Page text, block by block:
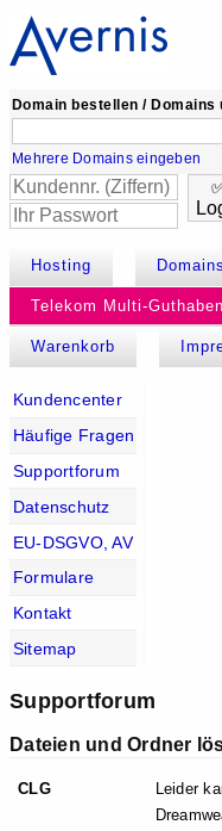
Domain bestellen /
Mehrere Domains eingeben
Hosting Domains
Telekom Multi-Guthaben
Warenkorb
Kundencenter
Häufige Fragen
Supportforum
Datenschutz
EU-DSGVO, AV
Formulare
Kontakt
Sitemap
Supportforum
Dateien und Ordner
CLG
Leider